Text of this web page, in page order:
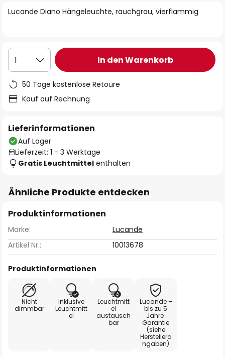
Lucande Diano Hängeleuchte, rauchgrau, vierflammig
1 In den Warenkorb
50 Tage kostenlose Retoure
Kauf auf Rechnung
Lieferinformationen
Auf Lager
Lieferzeit: 1 - 3 Werktage
Gratis Leuchtmittel enthalten
Ähnliche Produkte entdecken
Produktinformationen
Marke:
Lucande
Artikel Nr.:
10013678
Produktinformationen
Nicht
dimmbar
Inklusive
Leuchtmitt
el
Leuchtmitt
el
austausch
bar
Lucande –
bis zu 5
Jahre
Garantie
(siehe
Herstellera
ngaben)